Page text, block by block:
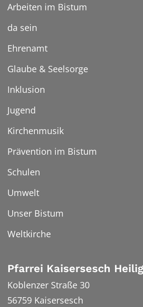
Arbeiten im Bistum
da sein
Ehrenamt
Glaube & Seelsorge
Inklusion
Jugend
Kirchenmusik
Prävention im Bistum
Schulen
Umwelt
Unser Bistum
Weltkirche
Pfarrei Kaisersesch
Koblenzer Straße 30
56759 Kaisersesch